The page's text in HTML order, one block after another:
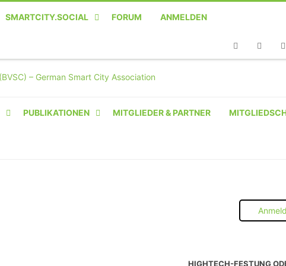
SMARTCITY.SOCIAL FORUM ANMELDEN
PUBLIKATIONEN MITGLIEDER & PARTNER
HIGHTECH-FESTUNG